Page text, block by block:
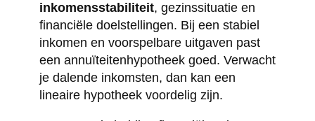
inkomensstabiliteit, gezinssituatie en
financiële doelstellingen. Bij een stabiel
inkomen en voorspelbare uitgaven past
een annuïteitenhypotheek goed. Verwacht
je dalende inkomsten, dan kan een
lineaire hypotheek voordelig zijn.